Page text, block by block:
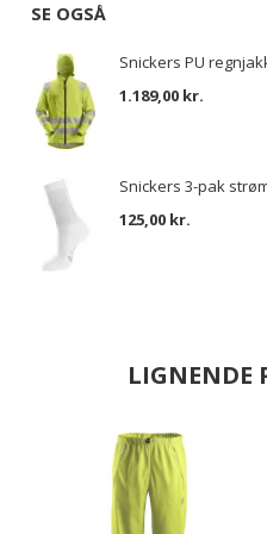
SE OGSÅ
Snickers PU
1.189,00 kr.
Snickers 3-pak
125,00 kr.
LIGNENDE